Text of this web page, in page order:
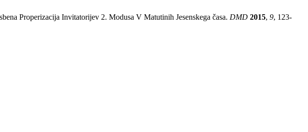
Properizacija Invitatorijev 2. Modusa V Matutinih Jesenskega časa. DMD 2015, 9, 123-